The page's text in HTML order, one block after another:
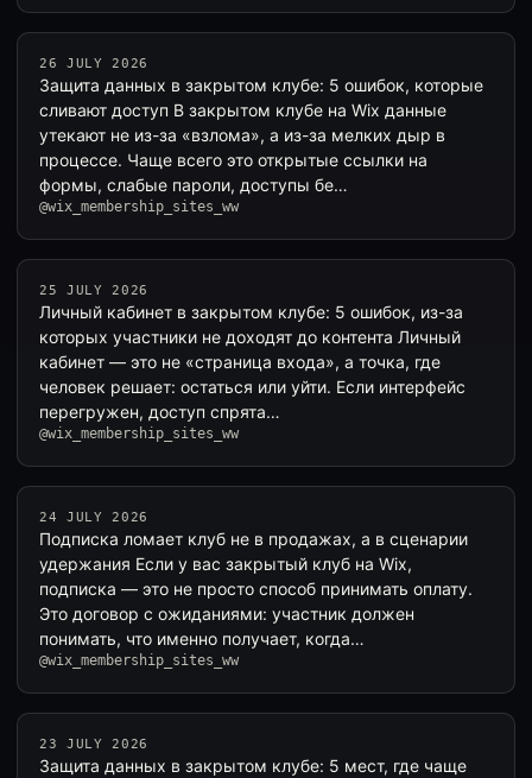
26 JULY 2026
Защита данных в закрытом клубе: 5 ошибок, которые
сливают доступ В закрытом клубе на Wix данные
утекают не из-за «взлома», а из-за мелких дыр в
процессе. Чаще всего это открытые ссылки на
формы, слабые пароли, доступы бе…
@wix_membership_sites_ww
25 JULY 2026
Личный кабинет в закрытом клубе: 5 ошибок, из-за
которых участники не доходят до контента Личный
кабинет — это не «страница входа», а точка, где
человек решает: остаться или уйти. Если интерфейс
перегружен, доступ спрята…
@wix_membership_sites_ww
24 JULY 2026
Подписка ломает клуб не в продажах, а в сценарии
удержания Если у вас закрытый клуб на Wix,
подписка — это не просто способ принимать оплату.
Это договор с ожиданиями: участник должен
понимать, что именно получает, когда…
@wix_membership_sites_ww
23 JULY 2026
Защита данных в закрытом клубе: 5 мест, где чаще